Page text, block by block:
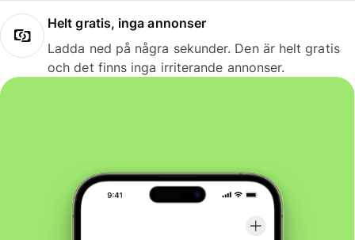
Helt gratis, inga annonser
Ladda ned på några sekunder. Den är helt gratis
och det finns inga irriterande annonser.